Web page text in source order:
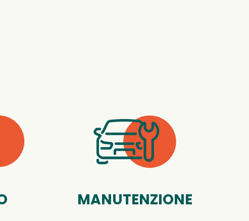
MANUTENZIONE